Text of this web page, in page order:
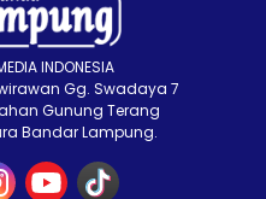
INDONESIA
Gg. Swadaya 7
Gunung Terang
Bandar Lampung.